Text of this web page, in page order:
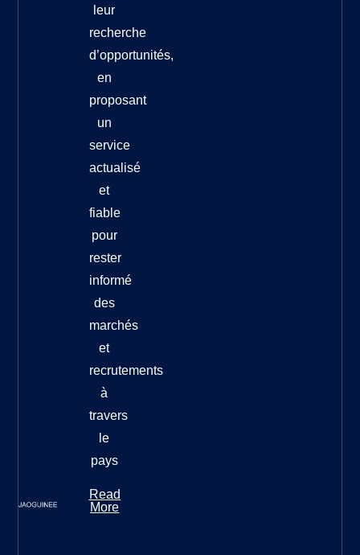
leur
recherche
d’opportunités,
en
proposant
un
service
actualisé
et
fiable
pour
rester
informé
des
marchés
et
recrutements
à
travers
le
pays
Read
More